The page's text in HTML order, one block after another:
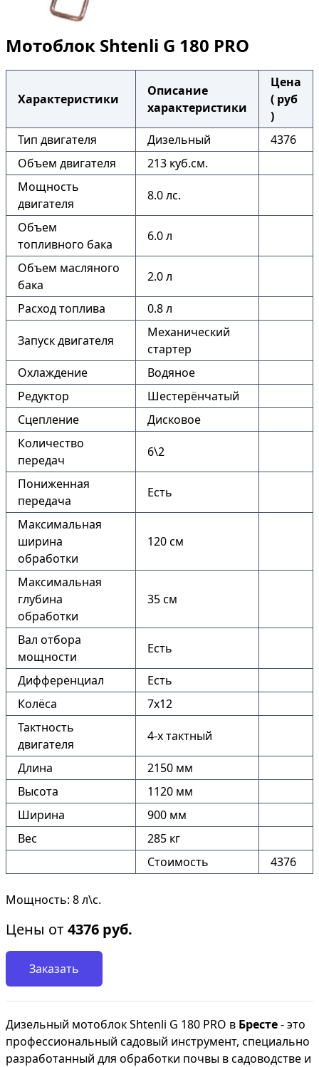
Мотоблок Shtenli G 180 PRO
Характеристики
Описание
характеристики
Цена
( руб
)
Тип двигателя
Дизельный
4376
Объем двигателя
213 куб.см.
Мощность
двигателя
8.0 лс.
Объем
топливного бака
6.0 л
Объем масляного
бака
2.0 л
Расход топлива 0.8 л
Запуск двигателя
Механический
стартер
Охлаждение
Водяное
Редуктор
Шестерёнчатый
Сцепление
Дисковое
Количество
передач
6\2
Пониженная
передача
Есть
Максимальная
ширина
обработки
120 см
Максимальная
глубина
обработки
35 см
Вал отбора
мощности
Есть
Дифференциал
Есть
Колёса
7х12
Тактность
двигателя
4-х тактный
Длина
2150 мм
Высота
1120 мм
Ширина
900 мм
Вес
285 кг
Стоимость
4376
Мощность: 8 л\с.
Цены от4376 руб.
Заказать
Дизельный мотоблок Shtenli G 180 PRO в Бресте- это
профессиональный садовый инструмент, специально
разработанный для обработки почвы в садоводстве и